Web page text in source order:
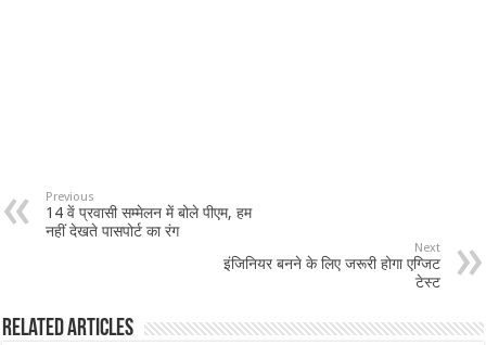
Previous
14 वें प्रवासी सम्मेलन में बोले पीएम, हम
नहीं देखते पासपोर्ट का रंग
Next
इंजिनियर बनने के लिए जरूरी होगा एग्जिट
टेस्ट
Related Articles